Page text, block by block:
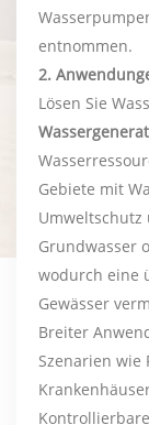
entnommen.
2.
Lösen Sie
Gebiete mit
Umweltschutz
Grundwasser
wodurch eine
Gewässer
Breiter
Szenarien wie